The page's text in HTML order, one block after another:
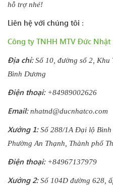
hỗ trợ nhé!
Liên hệ với chúng tôi :
Công ty TNHH MTV Đức Nhật
Địa chỉ:Số 10, đường số 2, Khu
Bình Dương
Điện thoại:+84989002626
Email:nhatnd@ducnhatco.com
Xưởng 1:Số 288/1A Đại lộ Bình
Phường An Thạnh, Thành phố
Điện thoại: +84967137979
Xưởng 2:Số 104D đường 628,